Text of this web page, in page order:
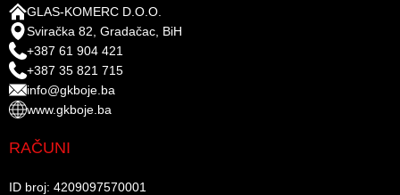
GLAS-KOMERC D.O.O.
Sviračka 82, Gradačac, BiH
+387 61 904 421
+387 35 821 715
info@gkboje.ba
www.gkboje.ba
RAČUNI
ID broj: 4209097570001​